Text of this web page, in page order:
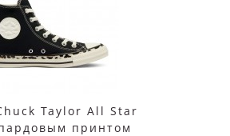
Taylor All Star
принтом